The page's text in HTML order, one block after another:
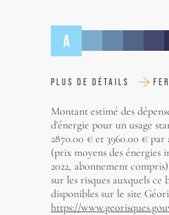
A
PLUS DE DÉTAILS
Montant estimé des
d'énergie pour un usage
2870.00 € et 3960.00 € par
(prix moyens des énergies
2022, abonnement
sur les risques auxquels ce
disponibles sur le site
https://